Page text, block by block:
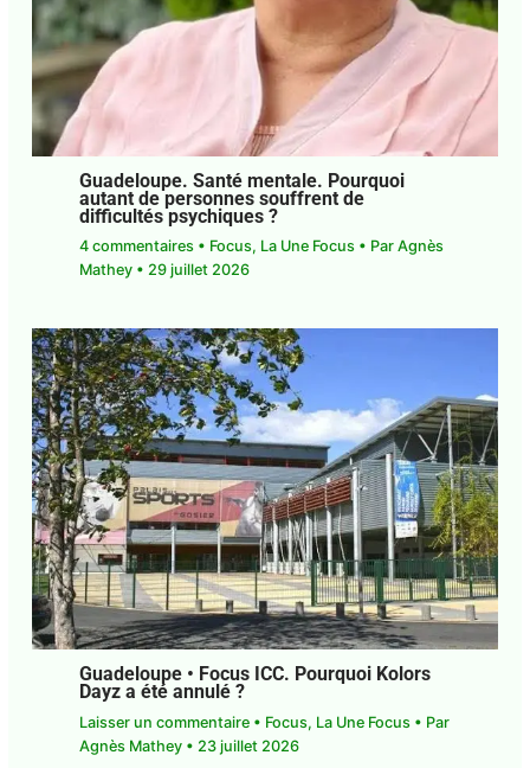
Guadeloupe. Santé mentale. Pourquoi
autant de personnes souffrent de
difficultés psychiques ?
4 commentaires •Focus,La Une Focus • Par
Agnès Mathey•29 juillet 2026